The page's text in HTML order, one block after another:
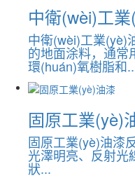
中衛(wèi)工
中衛(wèi)工業(yè)
的地面涂料，通常
環(huán)氧樹脂和
固原工業(yè)
固原工業(yè)油漆
光澤明亮、反射光
狀...